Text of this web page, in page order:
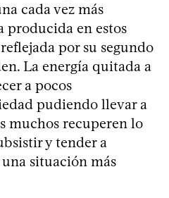
cada vez más
producida en estos
por su segundo
La energía quitada a
a pocos
pudiendo llevar a
muchos recuperen lo
y tender a
situación más